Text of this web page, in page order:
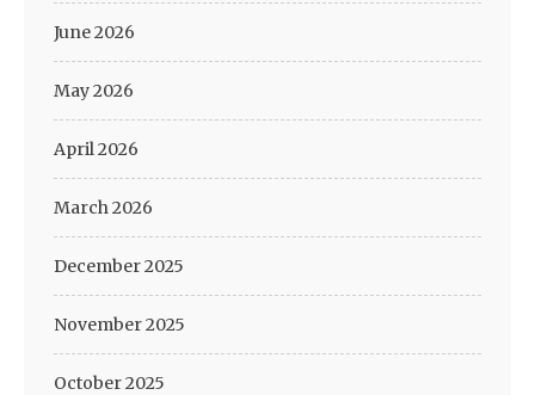
June 2026
May 2026
April 2026
March 2026
December 2025
November 2025
October 2025